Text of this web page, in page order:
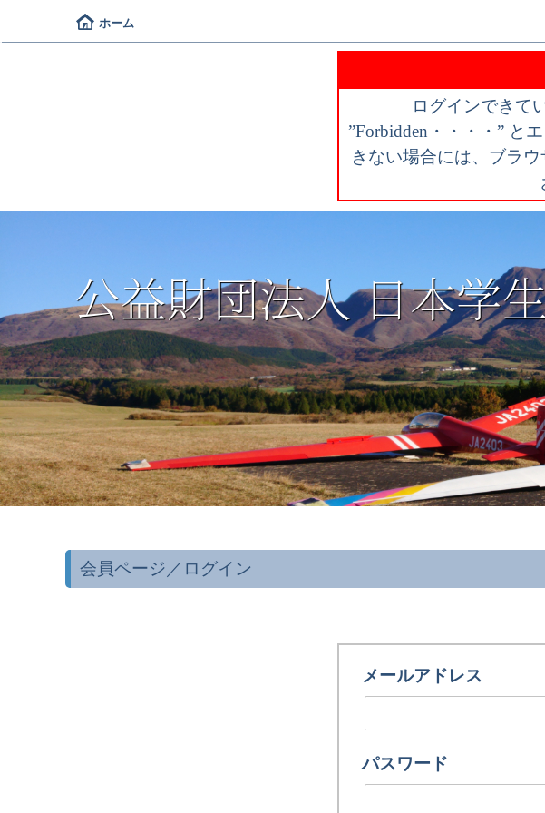
ログインできて
”Forbidden・・・・” と
きない場合には、ブラ
公益財団法人 日本学
会員ページ／ログイン
メールアドレス
パスワード
ホーム